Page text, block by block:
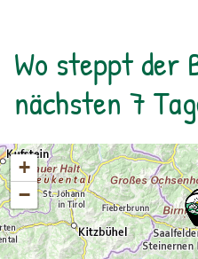
Wo steppt der
nächsten 7
+
−